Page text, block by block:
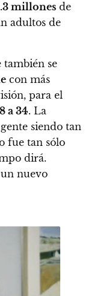
millones de
adultos de
también se
con más
para el
a 34. La
siendo tan
fue tan sólo
dirá.
nuevo